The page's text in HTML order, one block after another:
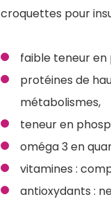
croquettes pour
faible teneur en
protéines de
métabolismes,
teneur en
oméga 3 en
vitamines :
antioxydants :